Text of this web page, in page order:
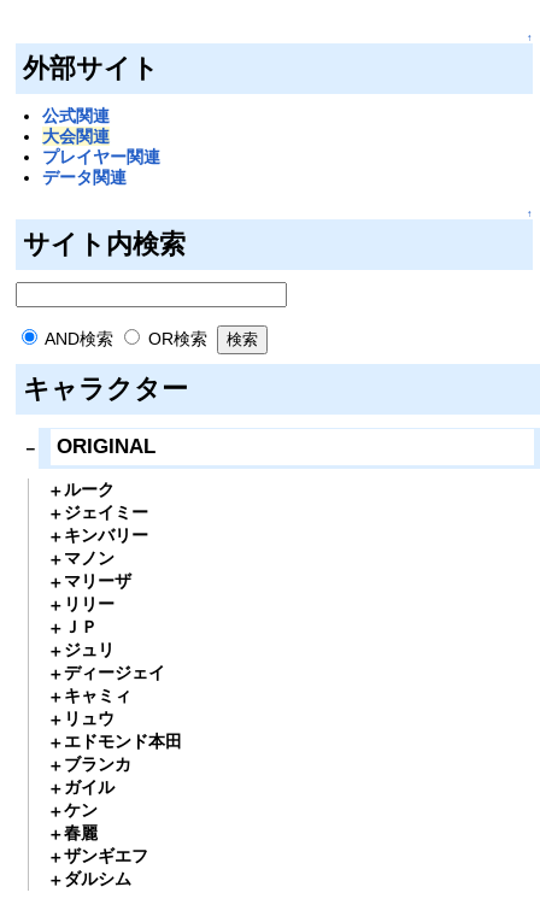
↑
外部サイト
公式関連
大会関連
プレイヤー関連
データ関連
↑
サイト内検索
AND検索 OR検索
キャラクター
ORIGINAL
ルーク
ジェイミー
キンバリー
マノン
マリーザ
リリー
ＪＰ
ジュリ
ディージェイ
キャミィ
リュウ
エドモンド本田
ブランカ
ガイル
ケン
春麗
ザンギエフ
ダルシム